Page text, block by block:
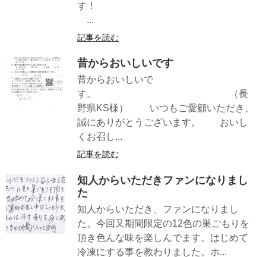
す！
...
記事を読む
昔からおいしいです
昔からおいしいで
す。 （長
野県KS様） いつもご愛顧いただき、
誠にありがとうございます。 おいし
くお召し...
記事を読む
知人からいただきファンになりまし
た
知人からいただき、ファンになりまし
た。今回又期間限定の12色の巣ごもりを
頂き色んな味を楽しんでます。はじめて
冷凍にする事を教わりました。ホ...